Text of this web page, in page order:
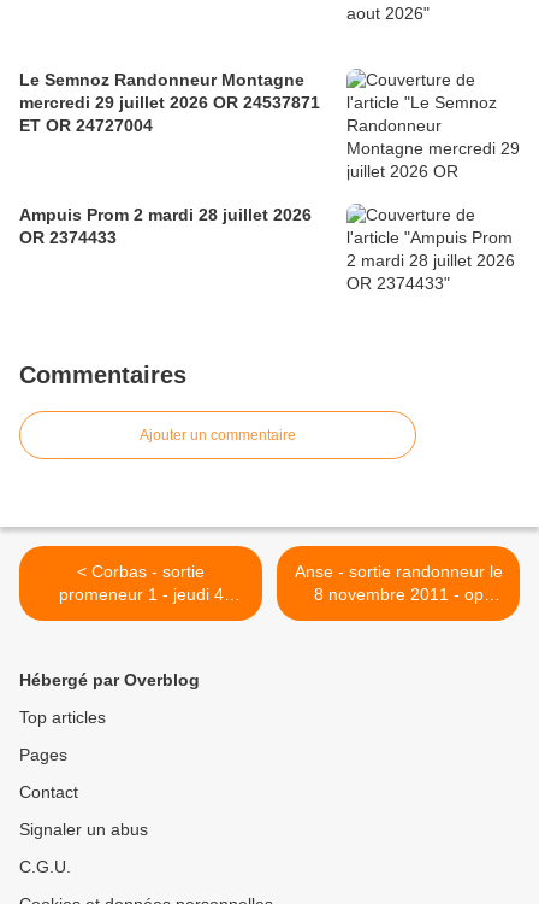
Le Semnoz Randonneur Montagne
mercredi 29 juillet 2026 OR 24537871
ET OR 24727004
Ampuis Prom 2 mardi 28 juillet 2026
OR 2374433
Commentaires
Ajouter un commentaire
< Corbas - sortie
promeneur 1 - jeudi 4
novembre 2021 - op
Anse - sortie randonneur le
8 novembre 2011 - op
8195610 >
Hébergé par Overblog
Top articles
Pages
Contact
Signaler un abus
C.G.U.